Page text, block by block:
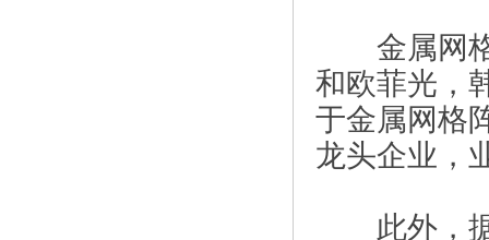
金属网格
和欧菲光，
于金属网格
龙头企业，
此外，据